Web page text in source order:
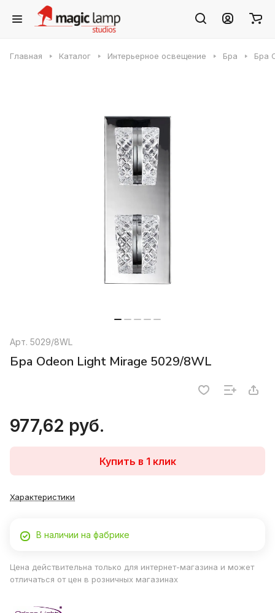
Главная Каталог Интерьерное освещение Бра Бра
Арт. 5029/8WL
Бра Odeon Light Mirage 5029/8WL
977,62 руб.
Купить в 1 клик
Характеристики
В наличии на фабрике
Цена действительна только для интернет-магазина и может
отличаться от цен в розничных магазинах